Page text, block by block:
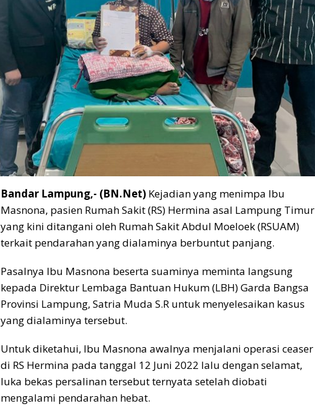
Bandar Lampung,- (BN.Net)Kejadian yang menimpa Ibu
Masnona, pasien Rumah Sakit (RS) Hermina asal Lampung Timur
yang kini ditangani oleh Rumah Sakit Abdul Moeloek (RSUAM)
terkait pendarahan yang dialaminya berbuntut panjang.
Pasalnya Ibu Masnona beserta suaminya meminta langsung
kepada Direktur Lembaga Bantuan Hukum (LBH) Garda Bangsa
Provinsi Lampung, Satria Muda S.R untuk menyelesaikan kasus
yang dialaminya tersebut.
Untuk diketahui, Ibu Masnona awalnya menjalani operasi ceaser
di RS Hermina pada tanggal 12 Juni 2022 lalu dengan selamat,
luka bekas persalinan tersebut ternyata setelah diobati
mengalami pendarahan hebat.